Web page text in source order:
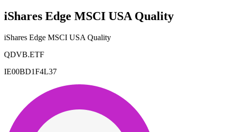
iShares Edge MSCI USA Quality
iShares Edge MSCI USA Quality
QDVB.ETF
IE00BD1F4L37